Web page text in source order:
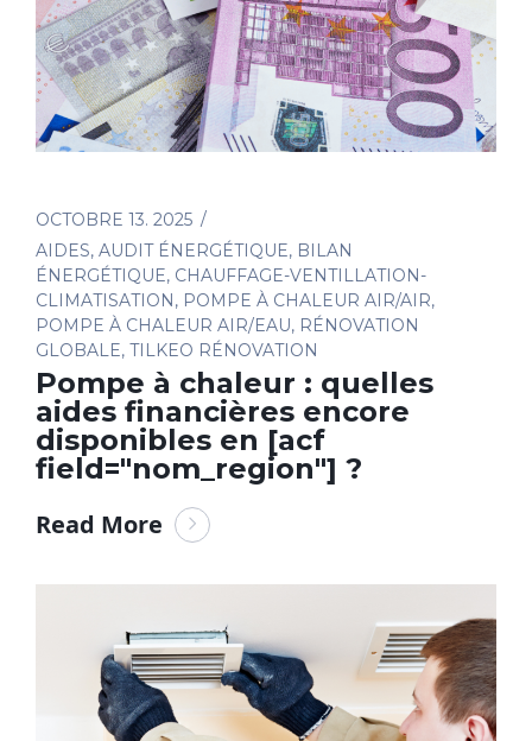
OCTOBRE 13. 2025
AIDES, AUDIT ÉNERGÉTIQUE, BILAN
ÉNERGÉTIQUE, CHAUFFAGE-VENTILLATION-
CLIMATISATION , POMPE À CHALEUR AIR/AIR,
POMPE À CHALEUR AIR/EAU, RÉNOVATION
GLOBALE, TILKEO RÉNOVATION
Pompe à chaleur : quelles
aides financières encore
disponibles en [acf
field="nom_region"] ?
Read More